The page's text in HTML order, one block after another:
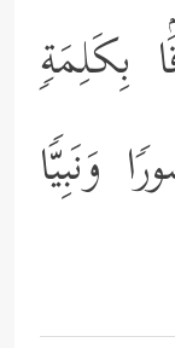
بِكَلِمَةࣲ
وَنَبِیࣰّا